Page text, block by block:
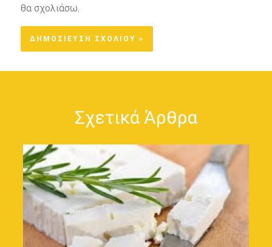
θα σχολιάσω.
Σχετικά Άρθρα